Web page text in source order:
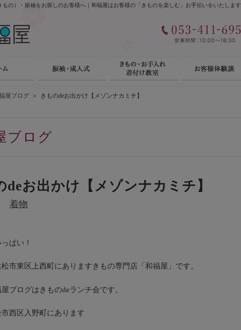
もの）・振袖をお探しのお客様へ｜和福屋はお客様の「きものを楽しむ」お手伝いをいたします
屋ブログ ＞ きものdeお出かけ【メゾンナカミチ】
ブログ
deお出かけ【メゾンナカミチ】
着物
ぱい！
市東区上西町にありますきもの専門店「和福屋」です。
ブログはきものdeランチ会です。
西区入野町にあります